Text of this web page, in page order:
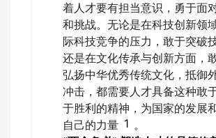
着人才要有担当意识，勇于面
和挑战。无论是在科技创新领
际科技竞争的压力，敢于突破
还是在文化传承与创新方面，
弘扬中华优秀传统文化，抵御
冲击，都需要人才具备这种敢
于胜利的精神，为国家的发展
自己的力量 1 。